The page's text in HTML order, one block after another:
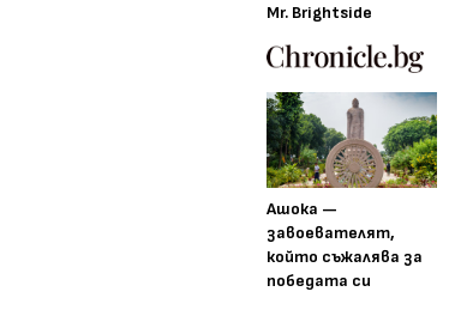
Mr. Brightside
Ашока —
завоевателят,
който съжалява за
победата си